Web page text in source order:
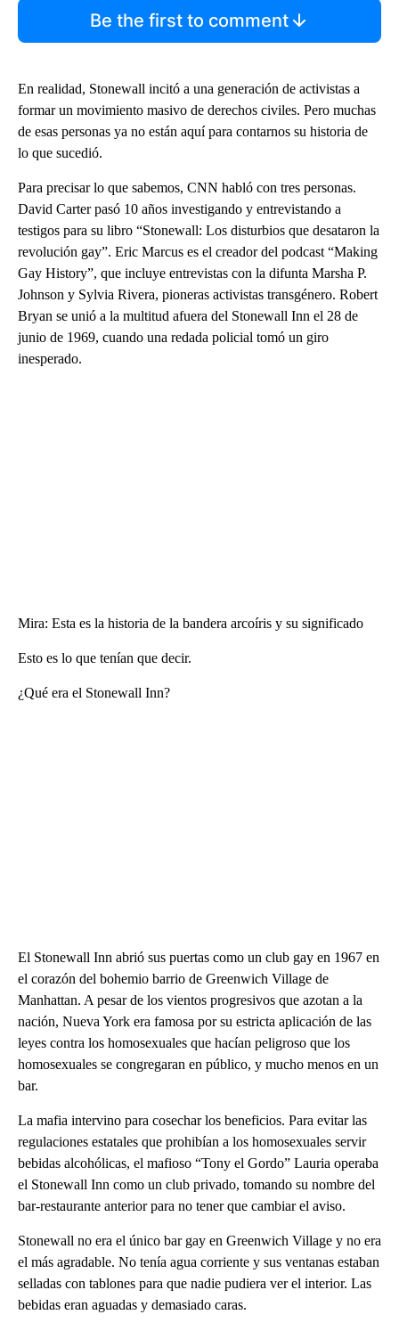
Be the first to comment
En realidad, Stonewall incitó a una generación de activistas a
formar un movimiento masivo de derechos civiles. Pero muchas
de esas personas ya no están aquí para contarnos su historia de
lo que sucedió.
Para precisar lo que sabemos, CNN habló con tres personas.
David Carter pasó 10 años investigando y entrevistando a
testigos para su libro “Stonewall: Los disturbios que desataron la
revolución gay”. Eric Marcus es el creador del podcast “Making
Gay History”, que incluye entrevistas con la difunta Marsha P.
Johnson y Sylvia Rivera, pioneras activistas transgénero. Robert
Bryan se unió a la multitud afuera del Stonewall Inn el 28 de
junio de 1969, cuando una redada policial tomó un giro
inesperado.
Mira: Esta es la historia de la bandera arcoíris y su significado
Esto es lo que tenían que decir.
¿Qué era el Stonewall Inn?
El Stonewall Inn abrió sus puertas como un club gay en 1967 en
el corazón del bohemio barrio de Greenwich Village de
Manhattan. A pesar de los vientos progresivos que azotan a la
nación, Nueva York era famosa por su estricta aplicación de las
leyes contra los homosexuales que hacían peligroso que los
homosexuales se congregaran en público, y mucho menos en un
bar.
La mafia intervino para cosechar los beneficios. Para evitar las
regulaciones estatales que prohibían a los homosexuales servir
bebidas alcohólicas, el mafioso “Tony el Gordo” Lauria operaba
el Stonewall Inn como un club privado, tomando su nombre del
bar-restaurante anterior para no tener que cambiar el aviso.
Stonewall no era el único bar gay en Greenwich Village y no era
el más agradable. No tenía agua corriente y sus ventanas estaban
selladas con tablones para que nadie pudiera ver el interior. Las
bebidas eran aguadas y demasiado caras.